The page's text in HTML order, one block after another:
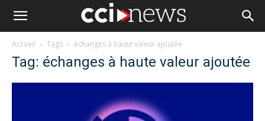
Accueil Tags échanges à haute valeur ajoutée
Tag: échanges à haute valeur ajoutée